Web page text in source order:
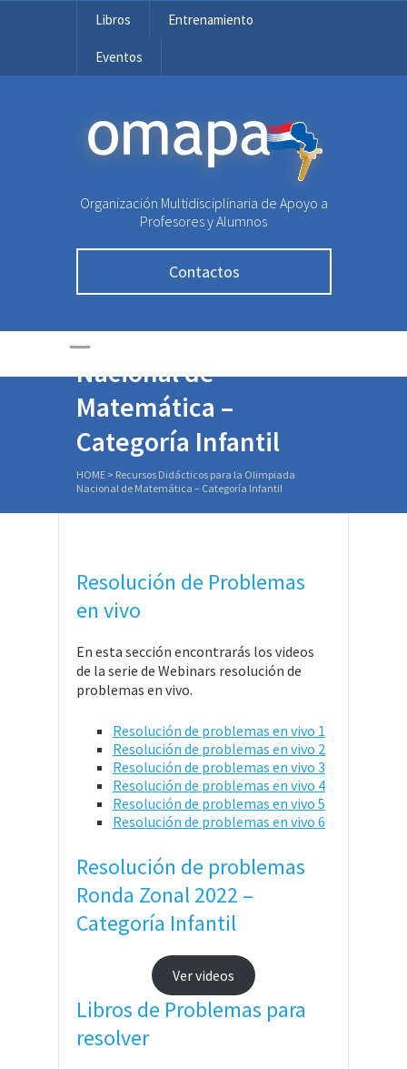
Libros Entrenamiento
Eventos
OMAPA
Organización Multidisciplinaria de Apoyo a
Profesores y Alumnos
Contactos
Recursos Didácticos
para la Olimpiada
Nacional de
Matemática –
Categoría Infantil
HOME > Recursos Didácticos para la Olimpiada
Nacional de Matemática – Categoría Infantil
Resolución de Problemas
en vivo
En esta sección encontrarás los videos
de la serie de Webinars resolución de
problemas en vivo.
Resolución de problemas en vivo 1
Resolución de problemas en vivo 2
Resolución de problemas en vivo 3
Resolución de problemas en vivo 4
Resolución de problemas en vivo 5
Resolución de problemas en vivo 6
Resolución de problemas
Ronda Zonal 2022 –
Categoría Infantil
Ver videos
Libros de Problemas para
resolver